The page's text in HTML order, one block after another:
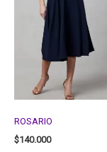
ROSARIO
$140.000